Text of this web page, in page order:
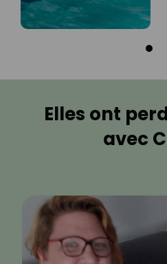
Elles ont
avec